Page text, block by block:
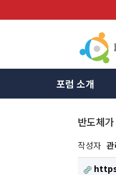
포럼 소개
반도체
작성자